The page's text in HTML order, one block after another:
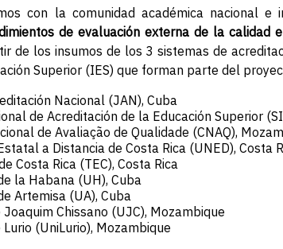
con la comunidad académica nacional e
de evaluación externa de la calidad
de los insumos de los 3 sistemas de
Superior (IES) que forman parte del
Nacional (JAN), Cuba
de Acreditación de la Educación Superior
de Avaliação de Qualidade (CNAQ),
a Distancia de Costa Rica (UNED), Costa
Costa Rica (TEC), Costa Rica
la Habana (UH), Cuba
Artemisa (UA), Cuba
Chissano (UJC), Mozambique
(UniLurio), Mozambique